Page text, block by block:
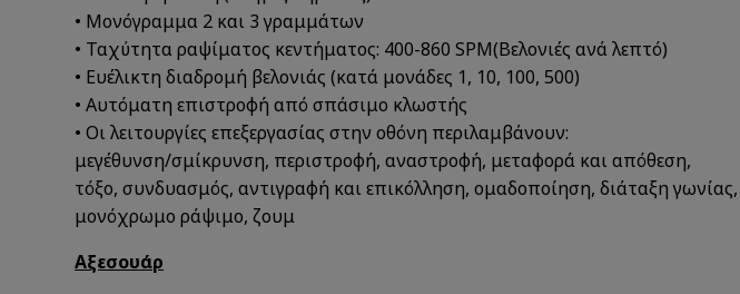
• Μονόγραμμα 2 και 3 γραμμάτων
• Ταχύτητα ραψίματος κεντήματος: 400-860 SPM(Βελονιές ανά λεπτό)
• Ευέλικτη διαδρομή βελονιάς (κατά μονάδες 1, 10, 100, 500)
• Αυτόματη επιστροφή από σπάσιμο κλωστής
• Οι λειτουργίες επεξεργασίας στην οθόνη περιλαμβάνουν:
μεγέθυνση/σμίκρυνση, περιστροφή, αναστροφή, μεταφορά και απόθεση,
τόξο, συνδυασμός, αντιγραφή και επικόλληση, ομαδοποίηση, διάταξη γωνίας,
μονόχρωμο ράψιμο, ζουμ
Αξεσουάρ